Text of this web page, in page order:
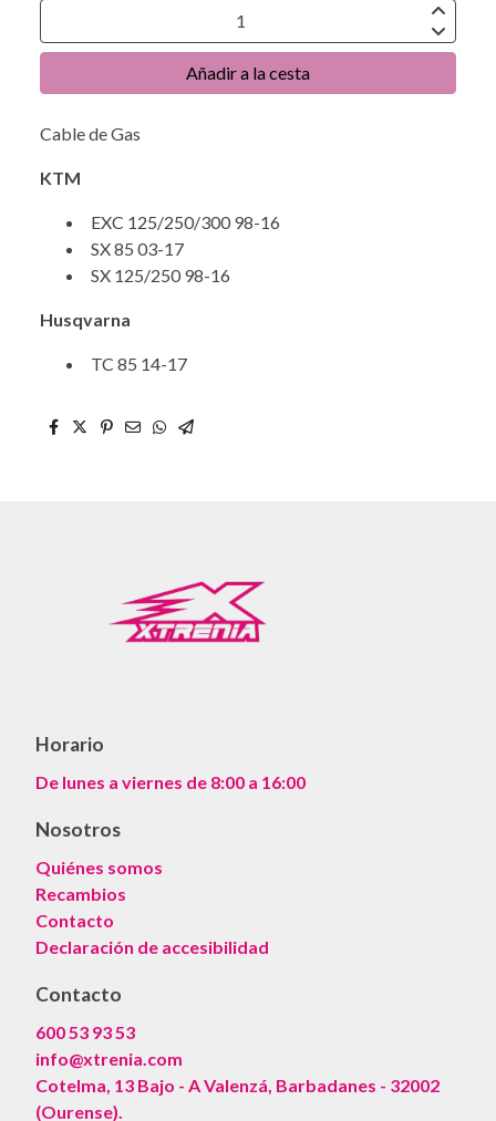
Añadir a la cesta
Cable de Gas
KTM
EXC 125/250/300 98-16
SX 85 03-17
SX 125/250 98-16
Husqvarna
TC 85 14-17
Horario
De lunes a viernes de 8:00 a 16:00
Nosotros
Quiénes somos
Recambios
Contacto
Declaración de accesibilidad
Contacto
600 53 93 53
info@xtrenia.com
Cotelma, 13 Bajo - A Valenzá, Barbadanes - 32002
(Ourense).